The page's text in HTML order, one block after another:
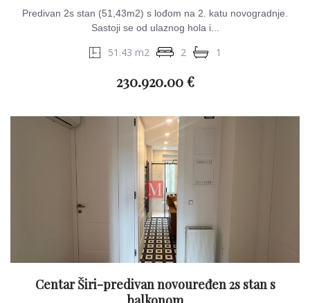
Predivan 2s stan (51,43m2) s lođom na 2. katu novogradnje.
Sastoji se od ulaznog hola i...
51.43 m2 2 1
230.920.00 €
Centar Širi-predivan novouređen 2s stan s